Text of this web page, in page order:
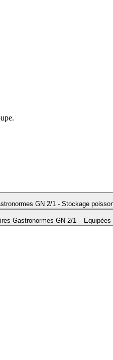
GN 2/1 - Stockage
Gastronormes GN 2/1 –